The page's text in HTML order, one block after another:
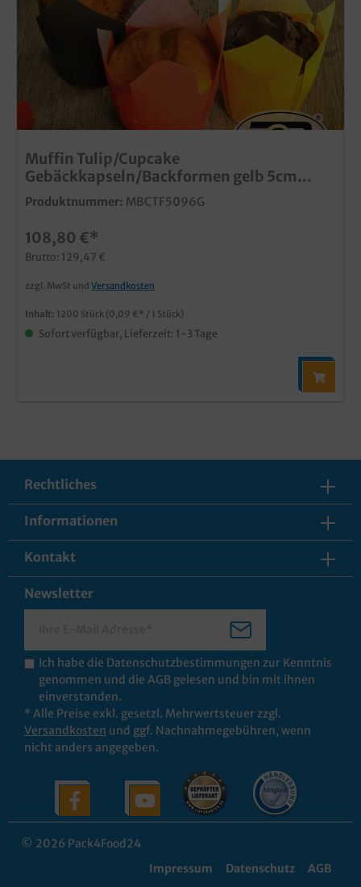
Muffin Tulip/Cupcake
Gebäckkapseln/Backformen gelb 5cm
1200St.
Produktnummer: MBCTF5096G
108,80 €*
Brutto: 129,47 €
zzgl. MwSt und Versandkosten
Inhalt: 1200 Stück (0,09 €* / 1 Stück)
Sofort verfügbar, Lieferzeit: 1-3 Tage
Rechtliches
Informationen
Kontakt
Newsletter
Ich habe die Datenschutzbestimmungen zur Kenntnis
genommen und die AGB gelesen und bin mit ihnen
einverstanden.
* Alle Preise exkl. gesetzl. Mehrwertsteuer zzgl.
Versandkosten und ggf. Nachnahmegebühren, wenn
nicht anders angegeben.
© 2026 Pack4Food24
Impressum
Datenschutz AGB